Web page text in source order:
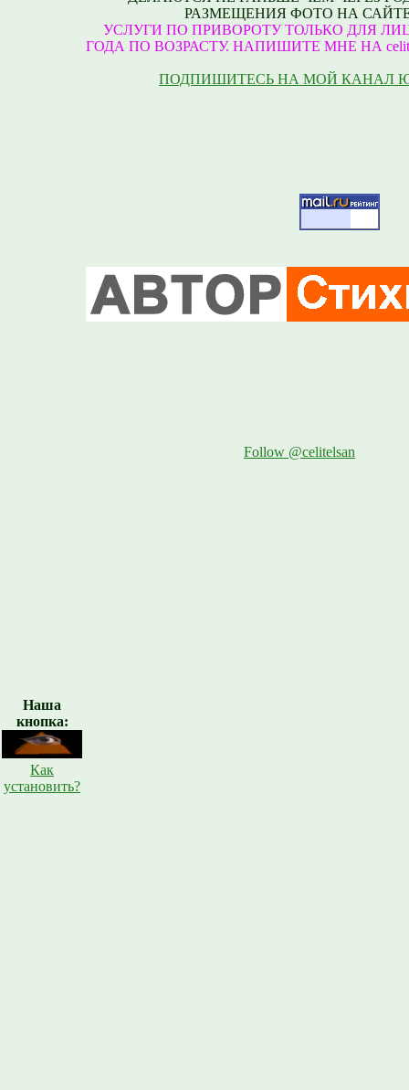
Наша
кнопка:
Как
установить?
РАЗМЕЩЕНИЯ ФОТО НА
УСЛУГИ ПО ПРИВОРОТУ ТОЛЬКО ДЛЯ
ГОДА ПО ВОЗРАСТУ. НАПИШИТЕ МНЕ НА
ПОДПИШИТЕСЬ НА МОЙ КАНАЛ
Follow @celitelsan